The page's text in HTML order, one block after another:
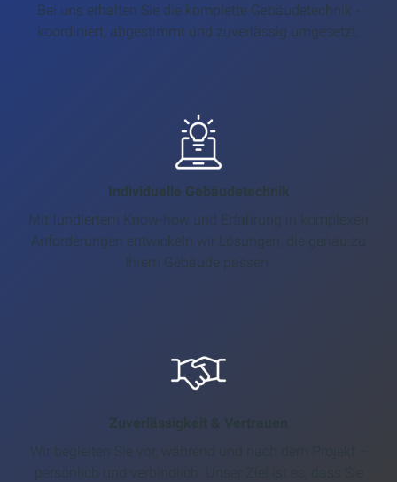
Bei uns erhalten Sie die komplette Gebäudetechnik -
koordiniert, abgestimmt und zuverlässig umgesetzt.
Individuelle Gebäudetechnik
Mit fundiertem Know-how und Erfahrung in komplexen
Anforderungen entwickeln wir Lösungen, die genau zu
Ihrem Gebäude passen.
Zuverlässigkeit & Vertrauen
Wir begleiten Sie vor, während und nach dem Projekt –
persönlich und verbindlich. Unser Ziel ist es, dass Sie